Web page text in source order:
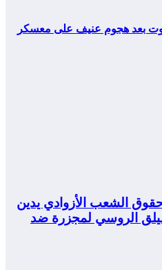
بعد هجوم عنيف على معسكر
الشعب الأزوادي يدين
الروسي لمجزرة ضد